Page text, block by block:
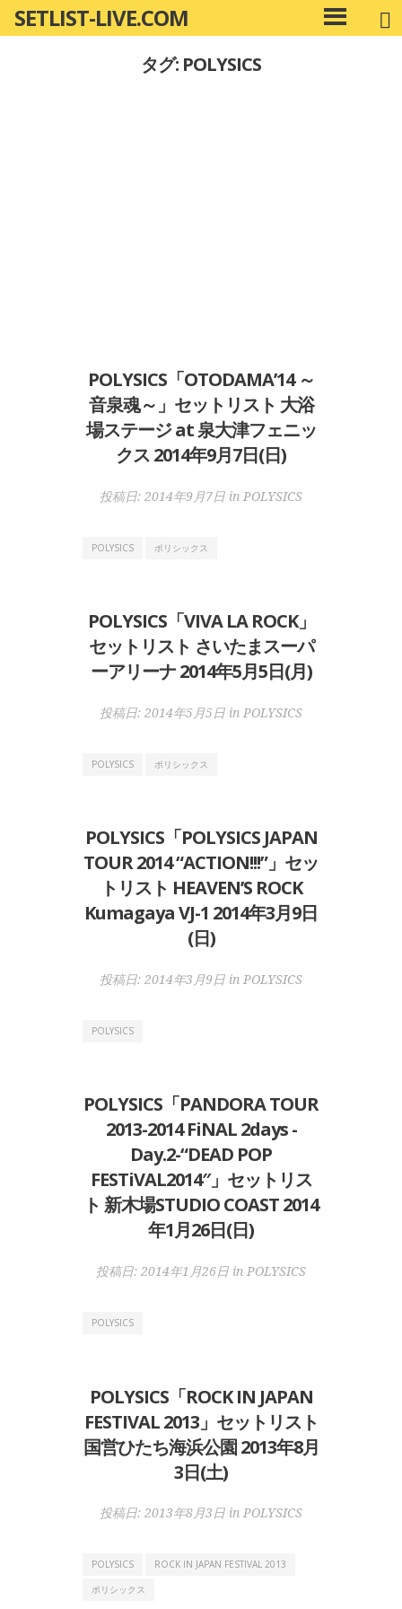
ン
SETLIST-LIVE.COM
メ
イ
タグ: POLYSICS
POLYSICS「OTODAMA’14 ～
音泉魂～」セットリスト 大浴
場ステージ at 泉大津フェニッ
クス 2014年9月7日(日)
投稿日: 2014年9月7日 in POLYSICS
POLYSICS ポリシックス
POLYSICS「VIVA LA ROCK」
セットリスト さいたまスーパ
ーアリーナ 2014年5月5日(月)
投稿日: 2014年5月5日 in POLYSICS
POLYSICS ポリシックス
POLYSICS「POLYSICS JAPAN
TOUR 2014 “ACTION!!!”」セッ
トリスト HEAVEN’S ROCK
Kumagaya VJ-1 2014年3月9日
(日)
投稿日: 2014年3月9日 in POLYSICS
POLYSICS
POLYSICS「PANDORA TOUR
2013-2014 FiNAL 2days -
Day.2-“DEAD POP
FESTiVAL2014″」セットリス
ト 新木場STUDIO COAST 2014
年1月26日(日)
投稿日: 2014年1月26日 in POLYSICS
POLYSICS
POLYSICS「ROCK IN JAPAN
FESTIVAL 2013」セットリスト
国営ひたち海浜公園 2013年8月
3日(土)
投稿日: 2013年8月3日 in POLYSICS
POLYSICS
ROCK IN JAPAN FESTIVAL 2013
ポリシックス